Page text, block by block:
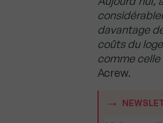
davantage
coûts du
comme
Acrew.